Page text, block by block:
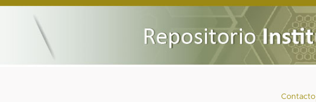
Contacto